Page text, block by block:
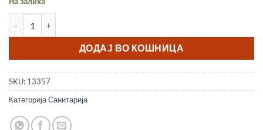
ДОДАЈ ВО КОШНИЦА
SKU: 13357
КатегоријаСанитарија